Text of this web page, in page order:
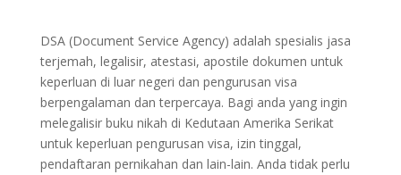
DSA (Document Service Agency) adalah spesialis jasa
terjemah, legalisir, atestasi, apostile dokumen untuk
keperluan di luar negeri dan pengurusan visa
berpengalaman dan terpercaya. Bagi anda yang ingin
melegalisir buku nikah di Kedutaan Amerika Serikat
untuk keperluan pengurusan visa, izin tinggal,
pendaftaran pernikahan dan lain-lain. Anda tidak perlu